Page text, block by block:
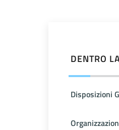
DENTRO
Disposizioni